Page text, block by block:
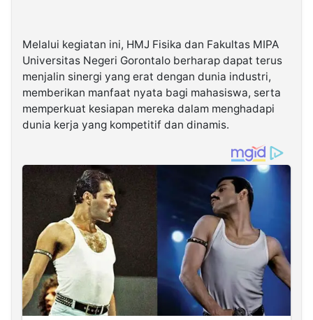
Melalui kegiatan ini, HMJ Fisika dan Fakultas MIPA
Universitas Negeri Gorontalo berharap dapat terus
menjalin sinergi yang erat dengan dunia industri,
memberikan manfaat nyata bagi mahasiswa, serta
memperkuat kesiapan mereka dalam menghadapi
dunia kerja yang kompetitif dan dinamis.